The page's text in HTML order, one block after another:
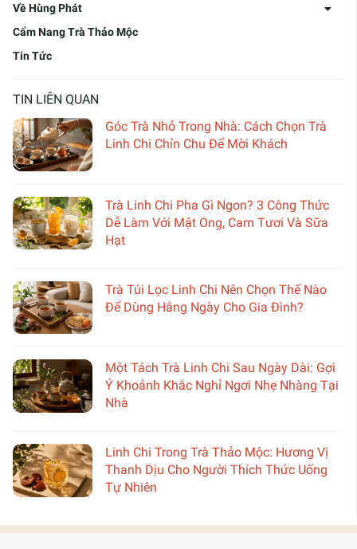
Về Hùng Phát
Cẩm Nang Trà Thảo Mộc
Tin Tức
TIN LIÊN QUAN
Góc Trà Nhỏ Trong Nhà: Cách Chọn Trà
Linh Chi Chỉn Chu Để Mời Khách
Trà Linh Chi Pha Gì Ngon? 3 Công Thức
Dễ Làm Với Mật Ong, Cam Tươi Và Sữa
Hạt
Trà Túi Lọc Linh Chi Nên Chọn Thế Nào
Để Dùng Hằng Ngày Cho Gia Đình?
Một Tách Trà Linh Chi Sau Ngày Dài: Gợi
Ý Khoảnh Khắc Nghỉ Ngơi Nhẹ Nhàng Tại
Nhà
Linh Chi Trong Trà Thảo Mộc: Hương Vị
Thanh Dịu Cho Người Thích Thức Uống
Tự Nhiên